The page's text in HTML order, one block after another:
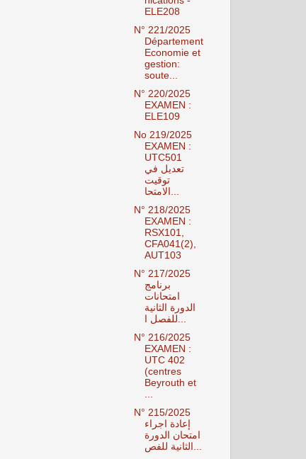
ELE208
N° 221/2025
Département
Economie et
gestion:
soute...
N° 220/2025
EXAMEN :
ELE109
No 219/2025
EXAMEN :
UTC501
تعديل في
توقيت
N° 218/2025
EXAMEN :
RSX101,
CFA041(2),
AUT103
N° 217/2025
برنامج
امتحانات
الدورة الثانية
للفصل ا...
N° 216/2025
EXAMEN :
UTC 402
(centres
Beyrouth et
...
N° 215/2025
إعادة اجراء
امتحان الدورة
الثانية للفص...